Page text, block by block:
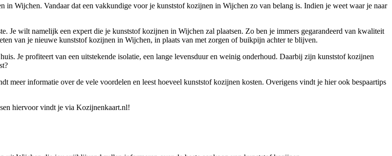
Wijchen. Vandaar dat een vakkundige voor je kunststof kozijnen in Wijchen zo van belang is. Indien je weet waar je naar
Je wilt namelijk een expert die je kunststof kozijnen in Wijchen zal plaatsen. Zo ben je immers gegarandeerd van kwaliteit
van je nieuwe kunststof kozijnen in Wijchen, in plaats van met zorgen of buikpijn achter te blijven.
Je profiteert van een uitstekende isolatie, een lange levensduur en weinig onderhoud. Daarbij zijn kunststof kozijnen
meer informatie over de vele voordelen en leest hoeveel kunststof kozijnen kosten. Overigens vindt je hier ook bespaartips
hiervoor vindt je via Kozijnenkaart.nl!